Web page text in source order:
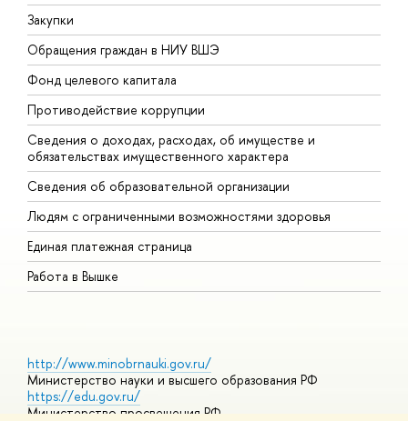
Закупки
Обращения граждан в НИУ ВШЭ
Фонд целевого капитала
Противодействие коррупции
Сведения о доходах, расходах, об имуществе и
обязательствах имущественного характера
Сведения об образовательной организации
Людям с ограниченными возможностями здоровья
Единая платежная страница
Работа в Вышке
http://www.minobrnauki.gov.ru/
Министерство науки и высшего образования РФ
https://edu.gov.ru/
Министерство просвещения РФ